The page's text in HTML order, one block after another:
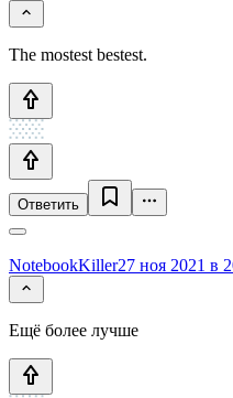
The mostest bestest.
Ответить
NotebookKiller27 ноя 2021 в
Ещё более лучше